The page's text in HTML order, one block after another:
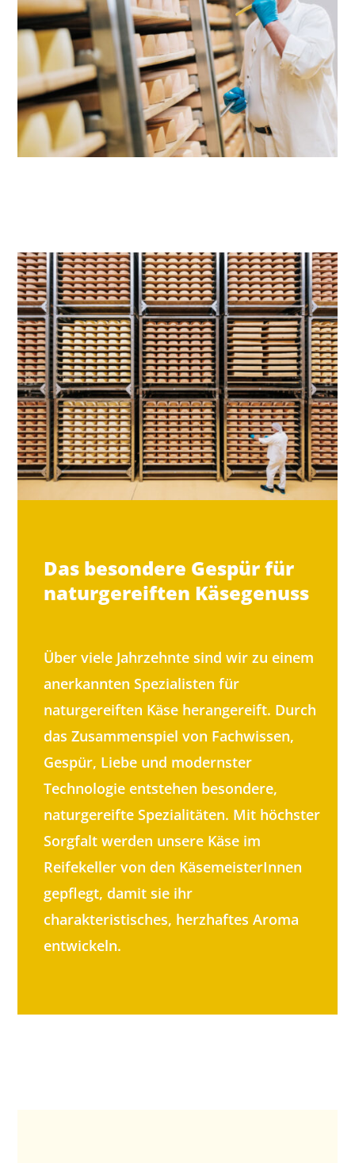
Das besondere Gespür für
naturgereiften Käsegenuss
Über viele Jahrzehnte sind wir zu einem
anerkannten Spezialisten für
naturgereiften Käse herangereift. Durch
das Zusammenspiel von Fachwissen,
Gespür, Liebe und modernster
Technologie entstehen besondere,
naturgereifte Spezialitäten. Mit höchster
Sorgfalt werden unsere Käse im
Reifekeller von den KäsemeisterInnen
gepflegt, damit sie ihr
charakteristisches, herzhaftes Aroma
entwickeln.